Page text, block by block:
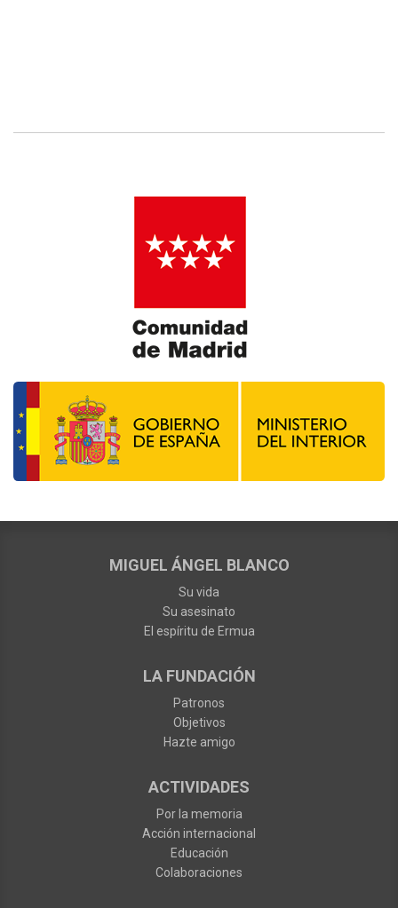
MIGUEL ÁNGEL BLANCO
Su vida
Su asesinato
El espíritu de Ermua
LA FUNDACIÓN
Patronos
Objetivos
Hazte amigo
ACTIVIDADES
Por la memoria
Acción internacional
Educación
Colaboraciones